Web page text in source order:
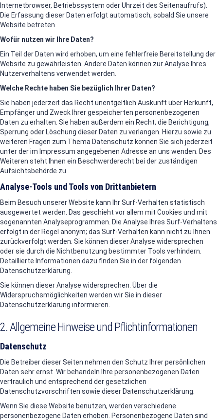
Internetbrowser, Betriebssystem oder Uhrzeit des Seitenaufrufs).
Die Erfassung dieser Daten erfolgt automatisch, sobald Sie unsere
Website betreten.
Wofür nutzen wir Ihre Daten?
Ein Teil der Daten wird erhoben, um eine fehlerfreie Bereitstellung der
Website zu gewährleisten. Andere Daten können zur Analyse Ihres
Nutzerverhaltens verwendet werden.
Welche Rechte haben Sie bezüglich Ihrer Daten?
Sie haben jederzeit das Recht unentgeltlich Auskunft über Herkunft,
Empfänger und Zweck Ihrer gespeicherten personenbezogenen
Daten zu erhalten. Sie haben außerdem ein Recht, die Berichtigung,
Sperrung oder Löschung dieser Daten zu verlangen. Hierzu sowie zu
weiteren Fragen zum Thema Datenschutz können Sie sich jederzeit
unter der im Impressum angegebenen Adresse an uns wenden. Des
Weiteren steht Ihnen ein Beschwerderecht bei der zuständigen
Aufsichtsbehörde zu.
Analyse-Tools und Tools von Drittanbietern
Beim Besuch unserer Website kann Ihr Surf-Verhalten statistisch
ausgewertet werden. Das geschieht vor allem mit Cookies und mit
sogenannten Analyseprogrammen. Die Analyse Ihres Surf-Verhaltens
erfolgt in der Regel anonym; das Surf-Verhalten kann nicht zu Ihnen
zurückverfolgt werden. Sie können dieser Analyse widersprechen
oder sie durch die Nichtbenutzung bestimmter Tools verhindern.
Detaillierte Informationen dazu finden Sie in der folgenden
Datenschutzerklärung.
Sie können dieser Analyse widersprechen. Über die
Widerspruchsmöglichkeiten werden wir Sie in dieser
Datenschutzerklärung informieren.
2. Allgemeine Hinweise und Pflichtinformationen
Datenschutz
Die Betreiber dieser Seiten nehmen den Schutz Ihrer persönlichen
Daten sehr ernst. Wir behandeln Ihre personenbezogenen Daten
vertraulich und entsprechend der gesetzlichen
Datenschutzvorschriften sowie dieser Datenschutzerklärung.
Wenn Sie diese Website benutzen, werden verschiedene
personenbezogene Daten erhoben. Personenbezogene Daten sind